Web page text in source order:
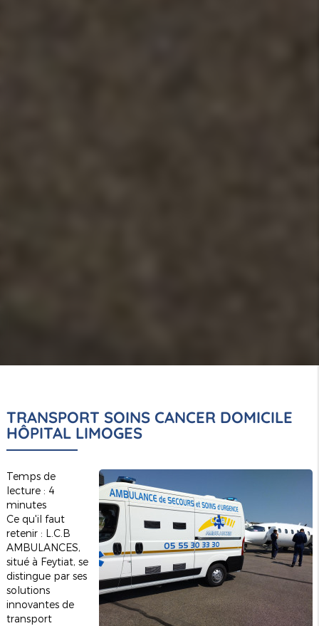
TRANSPORT SOINS CANCER DOMICILE
HÔPITAL LIMOGES
Temps de
lecture : 4
minutes
Ce qu'il faut
retenir : L.C.B
AMBULANCES,
situé à Feytiat, se
distingue par ses
solutions
innovantes de
transport